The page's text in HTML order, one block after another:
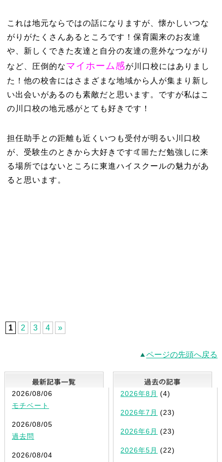
これは地元ならではの話になりますが、懐かしいつな
がりがたくさんあるところです！保育園来のお友達
や、新しくできた友達と自分の友達の意外なつながり
など、圧倒的なマイホーム感が川口校にはありまし
た！他の校舎にはさまざまな地域から人が集まり新し
い出会いがあるのも素敵だと思います。ですが私はこ
の川口校の地元感がとても好きです！
担任助手との距離も近くいつも受付が明るい川口校
が、受験生のときから大好きです🤙🏼ただ勉強しに来
る場所ではないところに東進ハイスクールの魅力があ
ると思います。
1 2 3 4 »
ページの先頭へ戻る
最新記事一覧
2026/08/06
モチベート
2026/08/05
過去問
2026/08/04
2026年8月 (4)
2026年7月 (23)
2026年6月 (23)
2026年5月 (22)